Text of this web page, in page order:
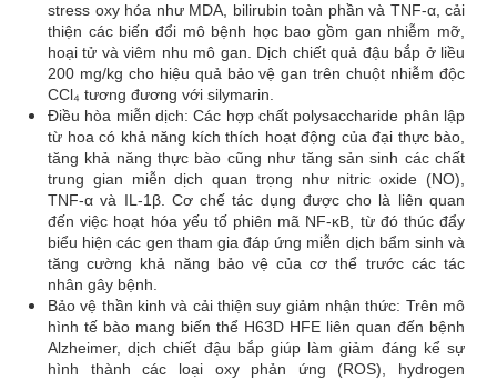
stress oxy hóa như MDA, bilirubin toàn phần và TNF-α, cải
thiện các biến đổi mô bệnh học bao gồm gan nhiễm mỡ,
hoại tử và viêm nhu mô gan. Dịch chiết quả đậu bắp ở liều
200 mg/kg cho hiệu quả bảo vệ gan trên chuột nhiễm độc
CCl₄ tương đương với silymarin.
Điều hòa miễn dịch: Các hợp chất polysaccharide phân lập
từ hoa có khả năng kích thích hoạt động của đại thực bào,
tăng khả năng thực bào cũng như tăng sản sinh các chất
trung gian miễn dịch quan trọng như nitric oxide (NO),
TNF-α và IL-1β. Cơ chế tác dụng được cho là liên quan
đến việc hoạt hóa yếu tố phiên mã NF-κB, từ đó thúc đẩy
biểu hiện các gen tham gia đáp ứng miễn dịch bẩm sinh và
tăng cường khả năng bảo vệ của cơ thể trước các tác
nhân gây bệnh.
Bảo vệ thần kinh và cải thiện suy giảm nhận thức: Trên mô
hình tế bào mang biến thể H63D HFE liên quan đến bệnh
Alzheimer, dịch chiết đậu bắp giúp làm giảm đáng kể sự
hình thành các loại oxy phản ứng (ROS), hydrogen